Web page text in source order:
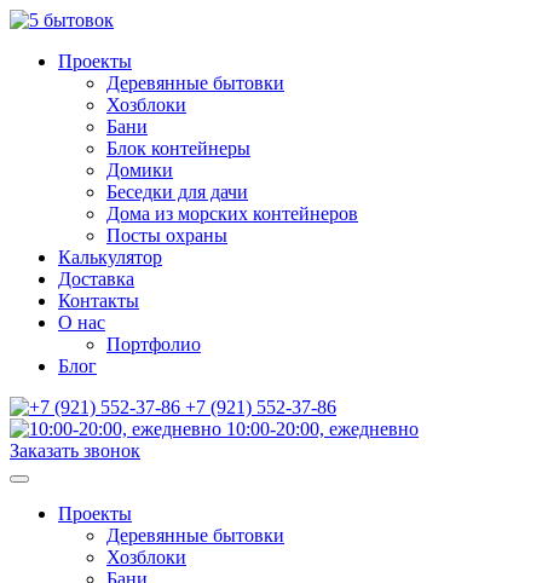
Проекты
Деревянные бытовки
Хозблоки
Бани
Блок контейнеры
Домики
Беседки для дачи
Дома из морских контейнеров
Посты охраны
Калькулятор
Доставка
Контакты
О нас
Портфолио
Блог
+7 (921) 552-37-86
10:00-20:00, ежедневно
Заказать звонок
Проекты
Деревянные бытовки
Хозблоки
Бани